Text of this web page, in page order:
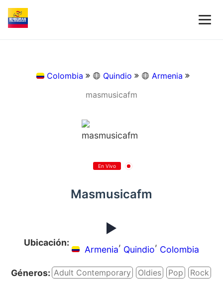
Colombia Quindio
Armenia
masmusicafm
En Vivo
Masmusicafm
Ubicación:
Armenia
,
Quindio
,
Colombia
Géneros: Adult Contemporary Oldies Pop Rock